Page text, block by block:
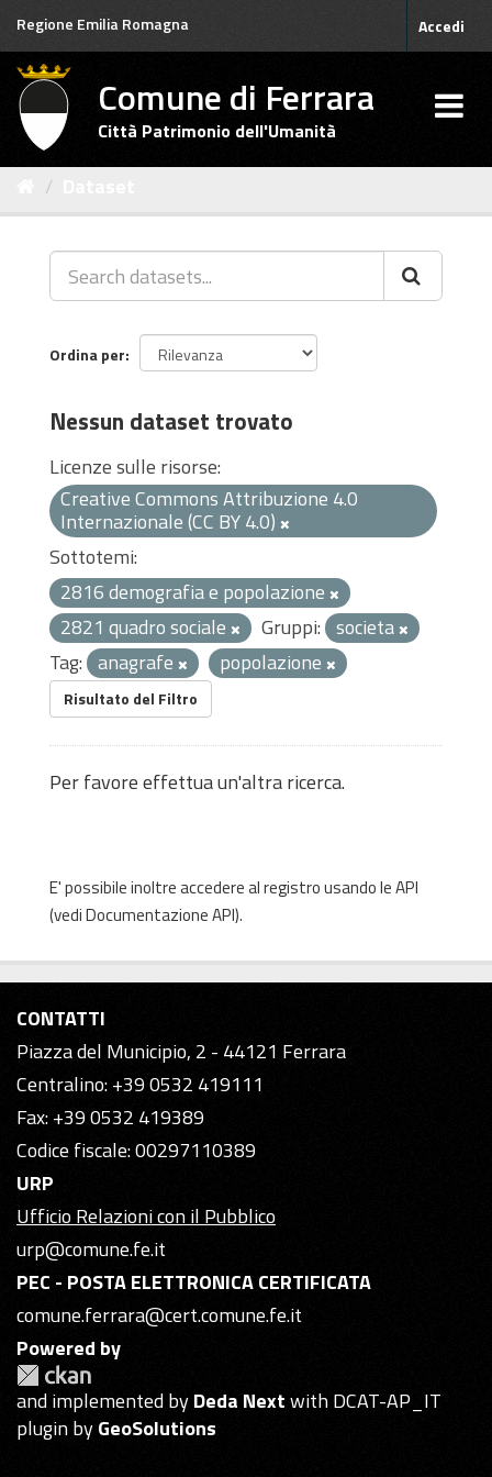
Salta
contenuto
Regione Emilia Romagna Accedi
Comune di Ferrara
Città Patrimonio dell'Umanità
Ordina per
Nessun dataset trovato
Licenze sulle risorse:
Creative Commons Attribuzione 4.0
Internazionale (CC BY 4.0)
Sottotemi:
2816 demografia e popolazione
2821 quadro sociale
Gruppi: societa
Tag: anagrafe popolazione
Risultato del Filtro
Per favore effettua un'altra ricerca.
E' possibile inoltre accedere al registro usando leAPI
(vediDocumentazione API).
CONTATTI
Piazza del Municipio, 2 - 44121 Ferrara
Centralino: +39 0532 419111
Fax: +39 0532 419389
Codice fiscale: 00297110389
URP
Ufficio Relazioni con il Pubblico
urp@comune.fe.it
PEC - POSTA ELETTRONICA CERTIFICATA
comune.ferrara@cert.comune.fe.it
Powered by
and implemented byDeda Nextwith DCAT-AP_IT
plugin byGeoSolutions